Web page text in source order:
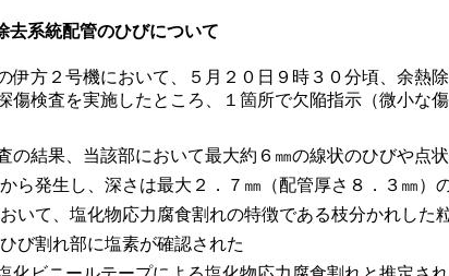
系統配管のひびについて
方２号機において、５月２０日９時３０分頃、余熱
傷検査を実施したところ、１箇所で欠陥指示（微小な
結果、当該部において最大約６㎜の線状のひびや点
ら発生し、深さは最大２．７㎜（配管厚さ８．３㎜）
いて、塩化物応力腐食割れの特徴である枝分かれした
び割れ部に塩素が確認された